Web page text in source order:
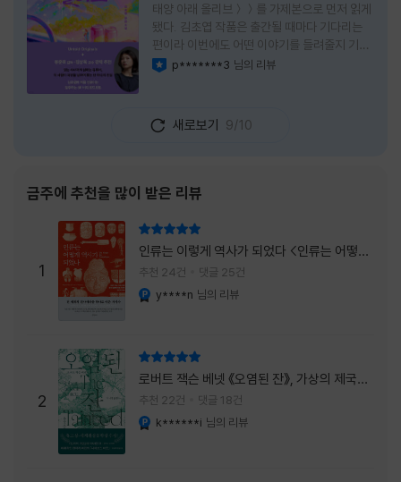
태양 아래 올리브＞＞를 가제본으로 먼저 읽게
됐다. 김초엽 작품은 출간될 때마다 기다리는
편이라 이번에도 어떤 이야기를 들려줄지 기대
가 컸다. 스포일러 없이 읽는 것이 가장 재미있
그 선택이 정말 잘한 일이었다. 첫 장부터 평범
하지 않았다. 사라진 누군가에게 보내는 메일로
흔적을 따라 낯선 나라를 여행하게 된다는 설정
이 무더운 여름을 벗어나는 피서처럼 흥미롭기
만 하다. 처음에는 단순한 추적 이야기인 줄 알
았는데, 읽을수록 전혀 다른 방향으로 흘러간
다. '왜 이런 일이 벌어졌을까?', '이 사람이 정
말 믿어도
p*******3 님의 리뷰
새로보기 9/10
금주에 추천을 많이 받은 리뷰
1
인류는 이렇게 역사가 되었다 <인류는 어떻게
역사가 되었나>
추천 24건 댓글 25건
y****n 님의 리뷰
2
로버트 잭슨 베넷 《오염된 잔》, 가상의 제국이
주는 실감과 미스터리 사건의 치밀함이 이루어
내는 최상의 시너지...
추천 22건 댓글 18건
k******i 님의 리뷰